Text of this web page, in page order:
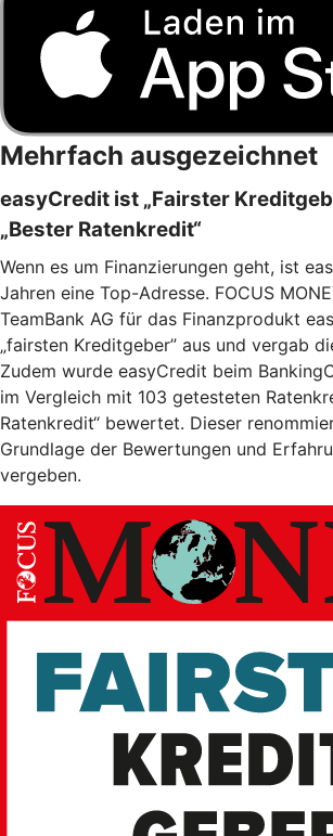
Mehrfach ausgezeichnet
easyCredit ist „Fairster
„Bester Ratenkredit“
Wenn es um Finanzierungen geht, ist
Jahren eine Top-Adresse. FOCUS
TeamBank AG für das Finanzprodukt
„fairsten Kreditgeber” aus und vergab
Zudem wurde easyCredit beim
im Vergleich mit 103 getesteten
Ratenkredit“ bewertet. Dieser
Grundlage der Bewertungen und
vergeben.